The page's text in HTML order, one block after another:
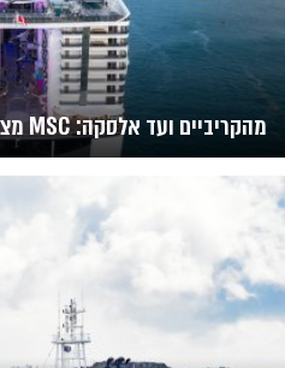
מהקריביים ועד אלסקה: MSC מציעה הפלגות החל מ-673 דולר